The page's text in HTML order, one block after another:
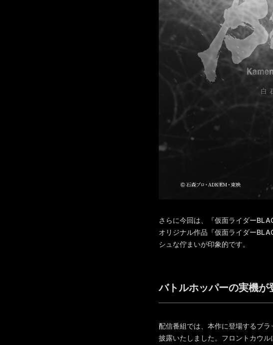
さらに今回は、『仮面ライダー
オリジナル作品『仮面ライダー
シュな佇まいが印象的です。
バトルホッパーの実機が
配信番組では、本作に登場するブ
披露いたしました。フロントカウ